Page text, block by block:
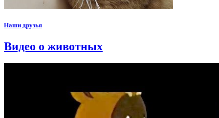
Наши друзья
Видео о животных